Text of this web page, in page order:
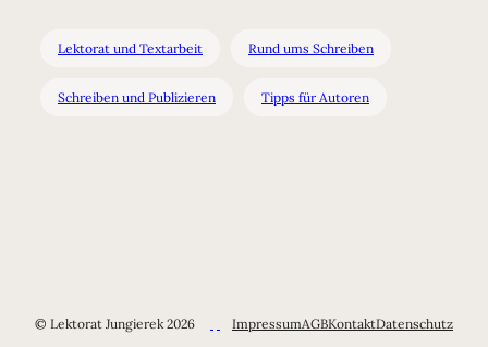
Lektorat und Textarbeit Rund ums Schreiben
Schreiben und Publizieren Tipps für Autoren
© Lektorat Jungierek 2026 ImpressumAGBKontaktDatenschutz